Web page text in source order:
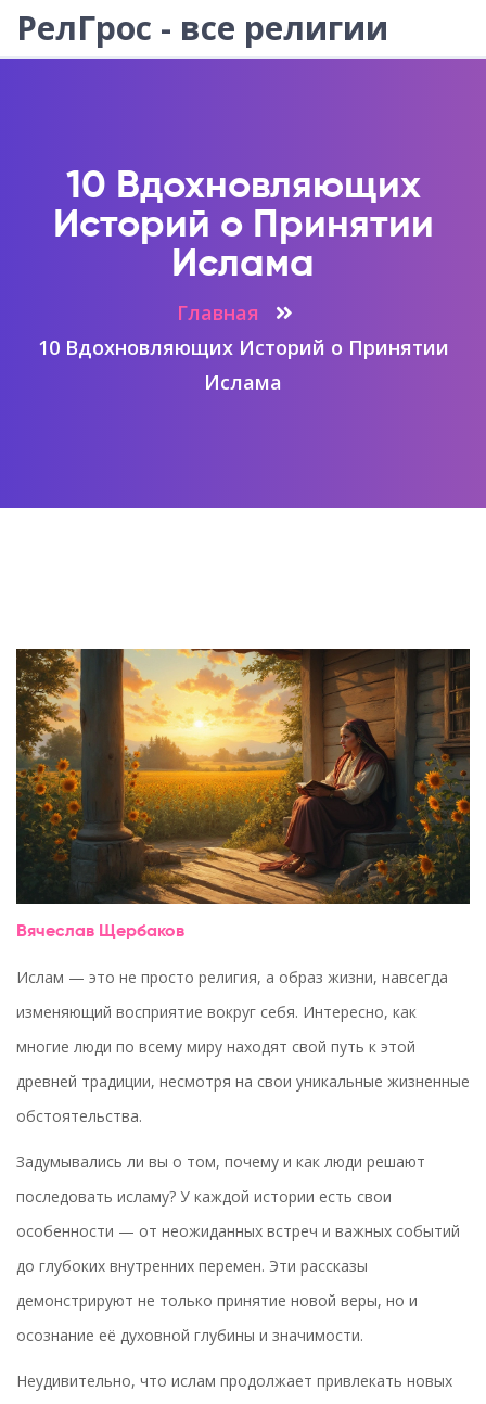
РелГрос - все религии
10 Вдохновляющих
Историй о Принятии
Ислама
Главная
10 Вдохновляющих Историй о Принятии
Ислама
Вячеслав Щербаков
Ислам — это не просто религия, а образ жизни, навсегда
изменяющий восприятие вокруг себя. Интересно, как
многие люди по всему миру находят свой путь к этой
древней традиции, несмотря на свои уникальные жизненные
обстоятельства.
Задумывались ли вы о том, почему и как люди решают
последовать исламу? У каждой истории есть свои
особенности — от неожиданных встреч и важных событий
до глубоких внутренних перемен. Эти рассказы
демонстрируют не только принятие новой веры, но и
осознание её духовной глубины и значимости.
Неудивительно, что ислам продолжает привлекать новых